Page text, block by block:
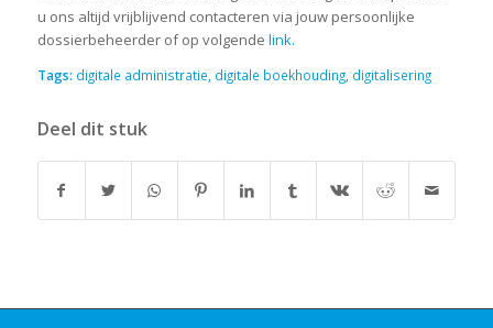
u ons altijd vrijblijvend contacteren via jouw persoonlijke
dossierbeheerder of op volgende link.
Tags: digitale administratie digitale boekhouding, digitalisering
Deel dit stuk